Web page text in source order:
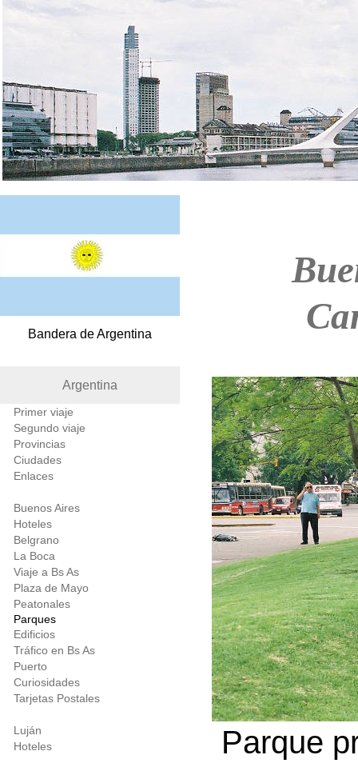
Bandera de Argentina
Argentina
Primer viaje
Segundo viaje
Provincias
Ciudades
Enlaces
Buenos Aires
Hoteles
Belgrano
La Boca
Viaje a Bs As
Plaza de Mayo
Peatonales
Parques
Edificios
Tráfico en Bs As
Puerto
Curiosidades
Tarjetas Postales
Luján
Hoteles
Parque